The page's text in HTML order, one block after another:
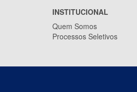
INSTITUCIONAL
Quem Somos
Processos Seletivos